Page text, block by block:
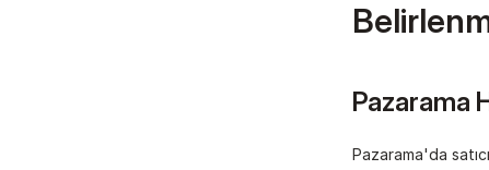
Pazarama
Pazarama'da